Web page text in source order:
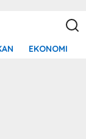
EKONOMI